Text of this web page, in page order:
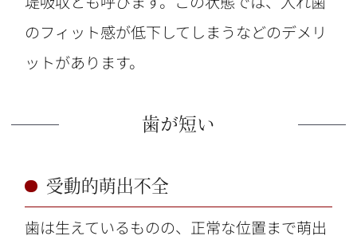
のフィット感が低下してしまうなどのデメリ
ットがあります。
歯が短い
受動的萌出不全
歯は生えているものの、正常な位置まで萌出